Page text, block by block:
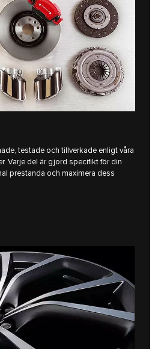
testade och tillverkade enligt våra
Varje del är gjord specifikt för din
prestanda och maximera dess